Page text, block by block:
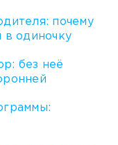
почему
в одиночку
без неё